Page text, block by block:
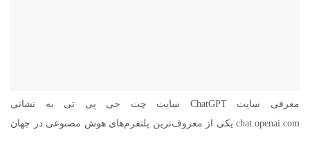
معرفی سایت ChatGPT سایت چت جی پی تی به نشانی
chat.openai.com یکی از معروف‌ترین پلتفرم‌های هوش مصنوعی در جهان